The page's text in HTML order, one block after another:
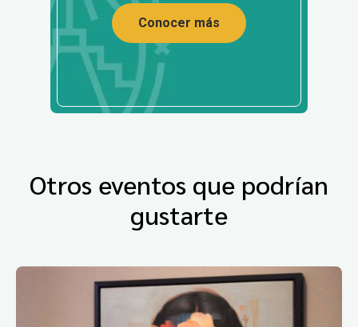
Conocer más
Otros eventos que podrían
gustarte